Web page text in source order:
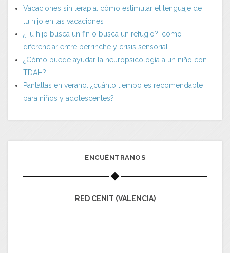
Vacaciones sin terapia: cómo estimular el lenguaje de
tu hijo en las vacaciones
¿Tu hijo busca un fin o busca un refugio?: cómo
diferenciar entre berrinche y crisis sensorial
¿Cómo puede ayudar la neuropsicología a un niño con
TDAH?
Pantallas en verano: ¿cuánto tiempo es recomendable
para niños y adolescentes?
ENCUÉNTRANOS
RED CENIT (VALENCIA)